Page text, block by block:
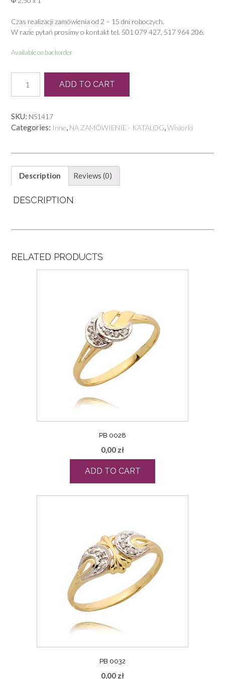
Czas realizacji zamówienia od 2 – 15 dni roboczych.
W razie pytań prosimy o kontakt tel. 501 079 427, 517 964 206.
Available on backorder
0010
W
ADD TO CART
SKU: NS1417
Categories: Inne, NA ZAMÓWIENIE - KATALOG,Wisiorki
Description Reviews (0)
DESCRIPTION
RELATED PRODUCTS
PB 0028
0,00 zł
ADD TO CART
PB 0032
0,00 zł